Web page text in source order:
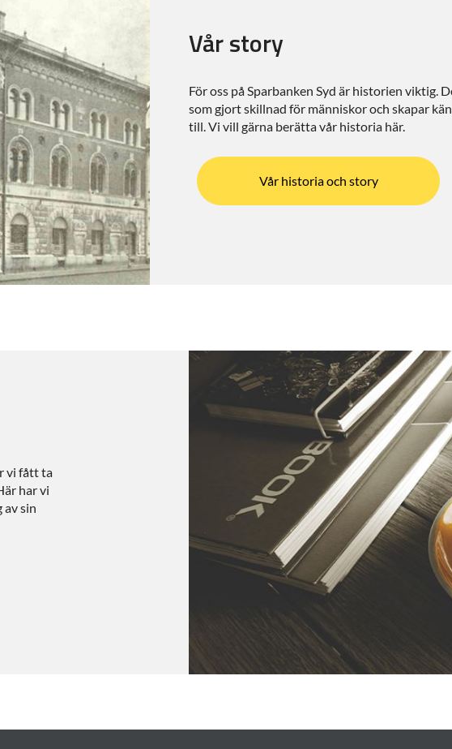
Vår story
För oss på Sparbanken Syd är historien viktig.
som gjort skillnad för människor och skapar
till. Vi vill gärna berätta vår historia här.
Vår historia och story
vi fått ta
har vi
av sin